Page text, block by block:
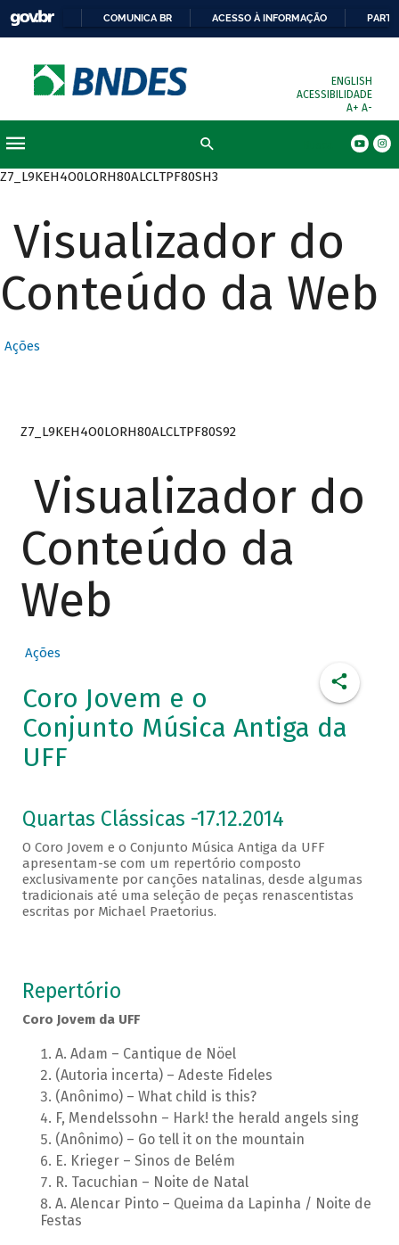
COMUNICA BR ACESSO À INFORMAÇÃO
ENGLISH
ACESSIBILIDADE
A+ A-
Z7_L9KEH4O0LORH80ALCLTPF80SH3
Visualizador do
Conteúdo da Web
Ações
Z7_L9KEH4O0LORH80ALCLTPF80S92
Visualizador do
Conteúdo da
Web
Ações
Coro Jovem e o
Conjunto Música Antiga da
UFF
Quartas Clássicas -17.12.2014
O Coro Jovem e o Conjunto Música Antiga da UFF
apresentam-se com um repertório composto
exclusivamente por canções natalinas, desde algumas
tradicionais até uma seleção de peças renascentistas
escritas por Michael Praetorius.
Repertório
Coro Jovem da UFF
A. Adam – Cantique de Nöel
(Autoria incerta) – Adeste Fideles
(Anônimo) – What child is this?
F, Mendelssohn – Hark! the herald angels sing
(Anônimo) – Go tell it on the mountain
E. Krieger – Sinos de Belém
R. Tacuchian – Noite de Natal
A. Alencar Pinto – Queima da Lapinha / Noite de
Festas